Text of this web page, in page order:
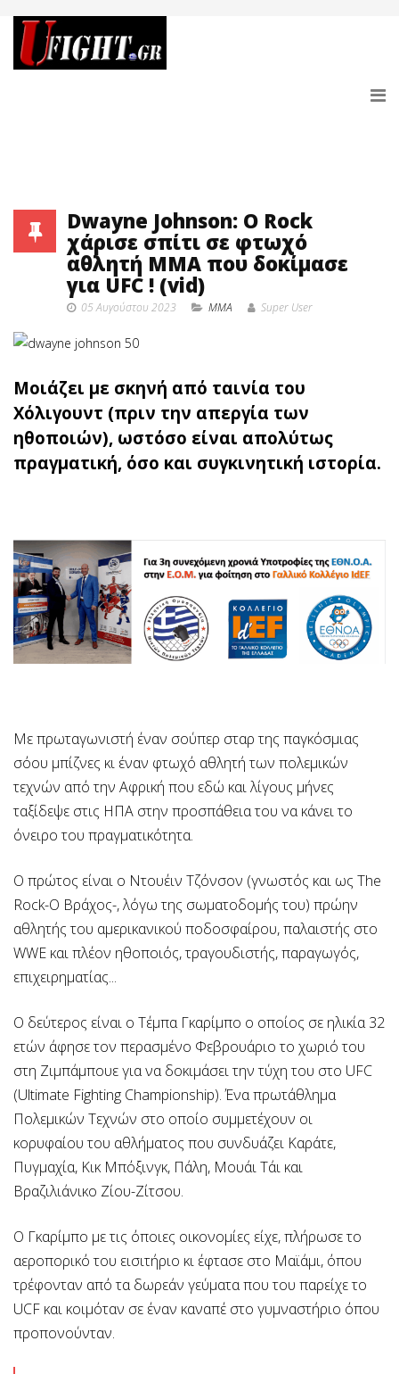
Dwayne Johnson: Ο Rock
χάρισε σπίτι σε φτωχό
αθλητή MMA που δοκίμασε
για UFC ! (vid)
05 Αυγούστου 2023 MMA Super User
Μοιάζει με σκηνή από ταινία του
Χόλιγουντ (πριν την απεργία των
ηθοποιών), ωστόσο είναι απολύτως
πραγματική, όσο και συγκινητική ιστορία.
Με πρωταγωνιστή έναν σούπερ σταρ της παγκόσμιας
σόου μπίζνες κι έναν φτωχό αθλητή των πολεμικών
τεχνών από την Αφρική που εδώ και λίγους μήνες
ταξίδεψε στις ΗΠΑ στην προσπάθεια του να κάνει το
όνειρο του πραγματικότητα.
Ο πρώτος είναι ο Ντουέιν Τζόνσον (γνωστός και ως The
Rock-Ο Βράχος-, λόγω της σωματοδομής του) πρώην
αθλητής του αμερικανικού ποδοσφαίρου, παλαιστής στο
WWE και πλέον ηθοποιός, τραγουδιστής, παραγωγός,
επιχειρηματίας...
Ο δεύτερος είναι ο Τέμπα Γκαρίμπο ο οποίος σε ηλικία 32
ετών άφησε τον περασμένο Φεβρουάριο το χωριό του
στη Ζιμπάμπουε για να δοκιμάσει την τύχη του στο UFC
(Ultimate Fighting Championship). Ένα πρωτάθλημα
Πολεμικών Τεχνών στο οποίο συμμετέχουν οι
κορυφαίου του αθλήματος που συνδυάζει Καράτε,
Πυγμαχία, Κικ Μπόξινγκ, Πάλη, Μουάι Τάι και
Βραζιλιάνικο Ζίου-Ζίτσου.
Ο Γκαρίμπο με τις όποιες οικονομίες είχε, πλήρωσε το
αεροπορικό του εισιτήριο κι έφτασε στο Μαϊάμι, όπου
τρέφονταν από τα δωρεάν γεύματα που του παρείχε το
UCF και κοιμόταν σε έναν καναπέ στο γυμναστήριο όπου
προπονούνταν.